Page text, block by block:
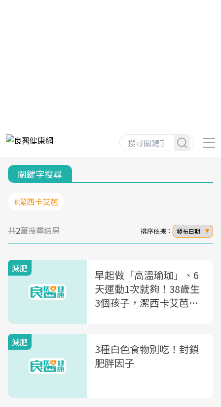
關鍵字搜尋
#潔西卡艾芭
共2筆搜尋結果 排序依據： 發布日期
減肥
早起做「高溫瑜珈」、6
天運動1次就夠！38歲生
3個孩子，潔西卡艾芭的
減肥
3種白色食物別吃！封鎖
肥胖因子